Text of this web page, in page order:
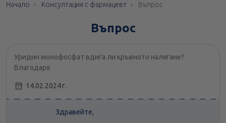
Начало Консултация с фармацевт Въпрос
Въпрос
Уридин монофосфат вдига ли кръвното налягане?
Благодаря
14.02.2024 г.
Здравейте,